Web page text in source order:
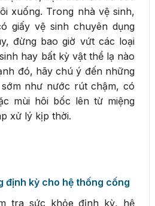
xuống. Trong nhà vệ sinh,
giấy vệ sinh chuyên dụng
đừng bao giờ vứt các loại
hay bất kỳ vật thể lạ nào
đó, hãy chú ý đến những
như nước rút chậm, có
mùi hôi bốc lên từ miệng
xử lý kịp thời.
định kỳ cho hệ thống cống
tra sức khỏe định kỳ, hệ